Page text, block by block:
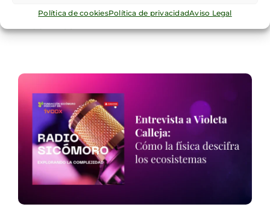
Política de cookiesPolítica de privacidadAviso Legal